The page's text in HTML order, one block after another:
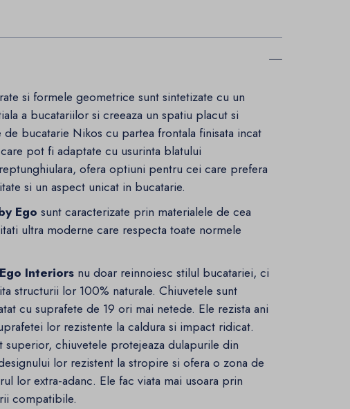
si formele geometrice sunt sintetizate cu un
a bucatariilor si creeaza un spatiu placut si
bucatarie Nikos cu partea frontala finisata incat
pot fi adaptate cu usurinta blatului
ofera optiuni pentru cei care prefera
si un aspect unicat in bucatarie.
Ego sunt caracterizate prin materialele de cea
ultra moderne care respecta toate normele
Interiors nu doar reinnoiesc stilul bucatariei, ci
structurii lor 100% naturale. Chiuvetele sunt
cu suprafete de 19 ori mai netede. Ele rezista ani
lor rezistente la caldura si impact ridicat.
chiuvetele protejeaza dulapurile din
lor rezistent la stropire si ofera o zona de
lor extra-adanc. Ele fac viata mai usoara prin
compatibile.